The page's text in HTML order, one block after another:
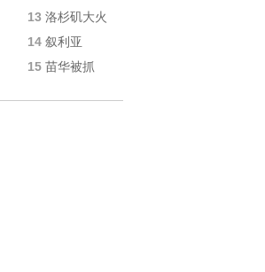
13 洛杉矶大火
14 叙利亚
15 苗华被抓